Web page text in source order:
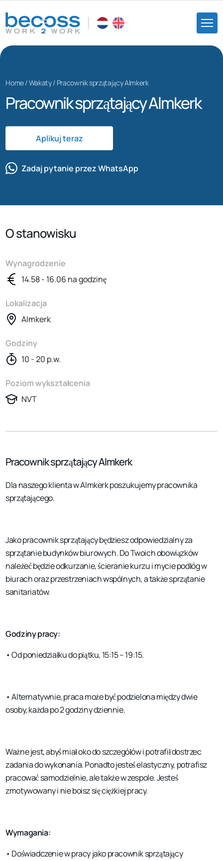
Home/Wakaty/ Pracownik sprzątający Almkerk
Pracownik sprzątający Almkerk
Aplikuj teraz
Zadaj pytanie przez WhatsApp
O stanowisku
Wynagrodzenie
14.58 - 16.06 na godzinę
Lokalizacja
Almkerk
Godziny
10 - 20 p.w.
Poziom wykształcenia
NVT
Pracownik sprzątający Almkerk
Dla naszego klienta w Almkerk poszukujemy pracownika
sprzątającego.
Jako pracownik sprzątający będziesz odpowiedzialny za
sprzątanie budynków biurowych. Do Twoich obowiązków
należeć będzie odkurzanie, ścieranie kurzu i mycie podłóg w
biurach oraz przestrzeniach wspólnych, a także sprzątanie
sanitariatów.
Godziny pracy:
• Od poniedziałku do piątku, 15:15 – 19:15.
• Alternatywnie, praca może być podzielona między dwie
osoby, każda po 2 godziny dziennie.
Ważne jest, abyś miał oko do szczegółów i potrafił dostrzec
zadania do wykonania. Ponadto jesteś elastyczny, potrafisz
pracować samodzielnie, ale także w zespole. Jesteś
zmotywowany i nie boisz się ciężkiej pracy.
Wymagania:
• Doświadczenie w pracy jako pracownik sprzątający